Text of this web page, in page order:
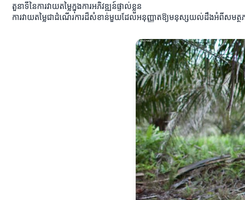
តួនាទីនៃការវាយតម្លៃក្នុងការអភិវឌ្ឍន៍ផ្ទាល់ខ្លួន
ការវាយតម្លៃជាដំណើរការដ៏សំខាន់មួយដែលអនុញ្ញាតឱ្យមនុស្សយល់ដឹងអំពីសមត្ថភា